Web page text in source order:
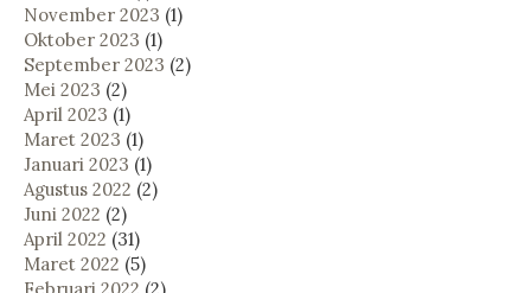
November 2023 (1)
Oktober 2023 (1)
September 2023 (2)
Mei 2023 (2)
April 2023 (1)
Maret 2023 (1)
Januari 2023 (1)
Agustus 2022 (2)
Juni 2022 (2)
April 2022 (31)
Maret 2022 (5)